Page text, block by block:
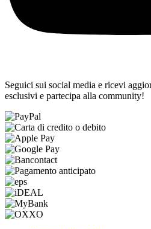
Seguici sui social media e ricevi
esclusivi e partecipa alla community!